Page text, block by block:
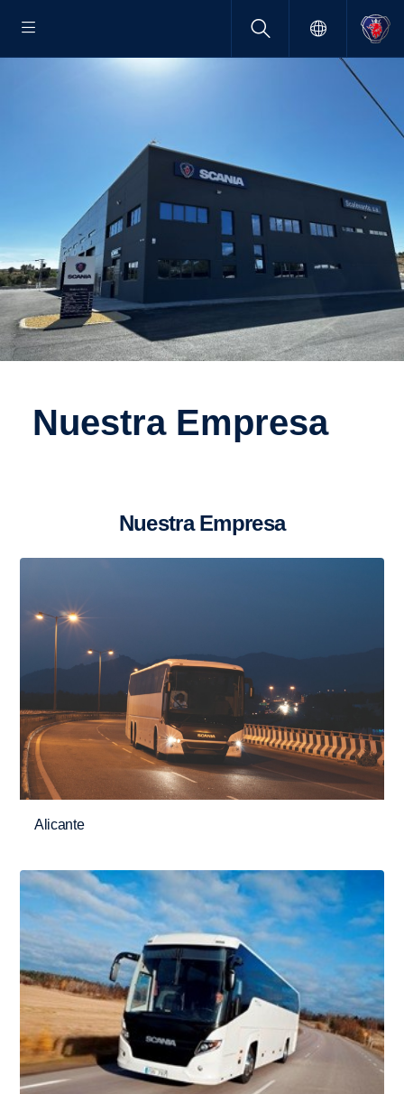
Nuestra Empresa
Nuestra Empresa
Alicante